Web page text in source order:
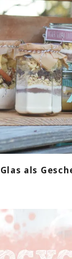
als